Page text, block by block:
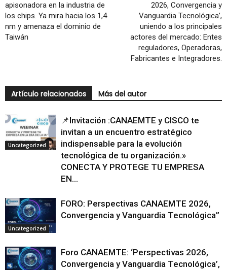
apisonadora en la industria de
los chips. Ya mira hacia los 1,4
nm y amenaza el dominio de
Taiwán
2026, Convergencia y
Vanguardia Tecnológica’,
uniendo a los principales
actores del mercado: Entes
reguladores, Operadoras,
Fabricantes e Integradores.
Artículo relacionados Más del autor
Uncategorized
📌Invitación :CANAEMTE y CISCO te
invitan a un encuentro estratégico
indispensable para la evolución
tecnológica de tu organización.»
CONECTA Y PROTEGE TU EMPRESA
EN...
Uncategorized
FORO: Perspectivas CANAEMTE 2026,
Convergencia y Vanguardia Tecnológica”
Foro CANAEMTE: ‘Perspectivas 2026,
Convergencia y Vanguardia Tecnológica’,